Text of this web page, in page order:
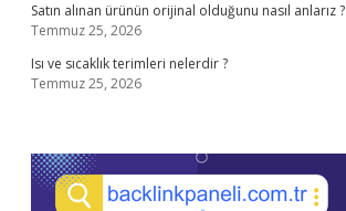
Satın alınan ürünün orijinal olduğunu nasıl anlarız ?
Temmuz 25, 2026
Isı ve sıcaklık terimleri nelerdir ?
Temmuz 25, 2026